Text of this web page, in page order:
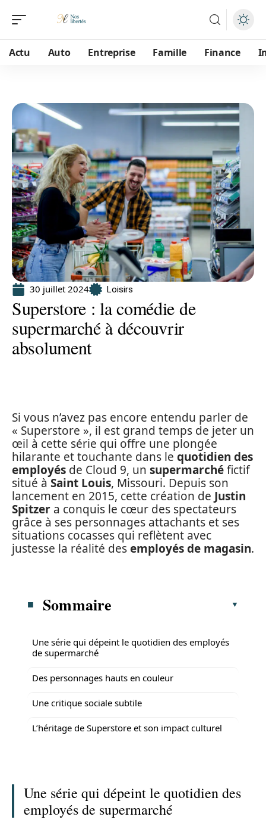
Actu Auto Entreprise Famille Finance
30 juillet 2024 Loisirs
Superstore : la comédie de
supermarché à découvrir
absolument
Si vous n’avez pas encore entendu parler de
« Superstore », il est grand temps de jeter un
œil à cette série qui offre une plongée
hilarante et touchante dans le quotidien des
employés de Cloud 9, un supermarchéfictif
situé à Saint Louis, Missouri. Depuis son
lancement en 2015, cette création de Justin
Spitzer a conquis le cœur des spectateurs
grâce à ses personnages attachants et ses
situations cocasses qui reflètent avec
justesse la réalité desemployés de magasin.
Sommaire
Une série qui dépeint le quotidien des employés
de supermarché
Des personnages hauts en couleur
Une critique sociale subtile
L’héritage de Superstore et son impact culturel
Une série qui dépeint le quotidien des
employés de supermarché